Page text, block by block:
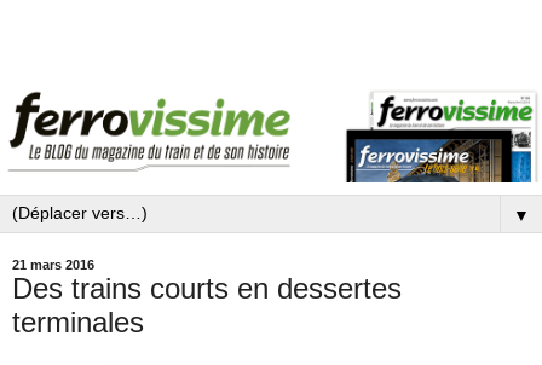
▼
21 mars 2016
Des trains courts en dessertes
terminales